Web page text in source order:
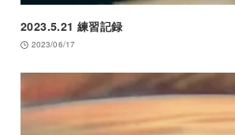
2023.5.21 練習記録
2023/06/17